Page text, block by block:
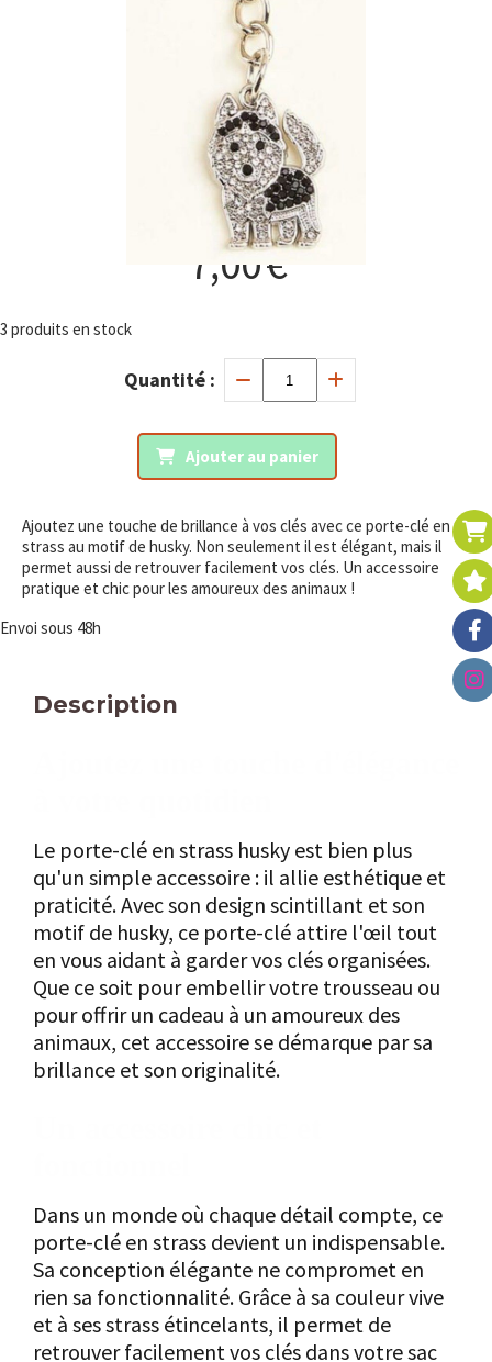
Porte clé strass husky
7,00€
3 produits en stock
Quantité :
Ajouter au panier
Ajoutez une touche de brillance à vos clés avec ce porte-clé en
strass au motif de husky. Non seulement il est élégant, mais il
permet aussi de retrouver facilement vos clés. Un accessoire
pratique et chic pour les amoureux des animaux !
Envoi sous 48h
Description
Le porte-clé en strass husky est bien plus
qu'un simple accessoire : il allie esthétique et
praticité. Avec son design scintillant et son
motif de husky, ce porte-clé attire l'œil tout
en vous aidant à garder vos clés organisées.
Que ce soit pour embellir votre trousseau ou
pour offrir un cadeau à un amoureux des
animaux, cet accessoire se démarque par sa
brillance et son originalité.
Dans un monde où chaque détail compte, ce
porte-clé en strass devient un indispensable.
Sa conception élégante ne compromet en
rien sa fonctionnalité. Grâce à sa couleur vive
et à ses strass étincelants, il permet de
retrouver facilement vos clés dans votre sac